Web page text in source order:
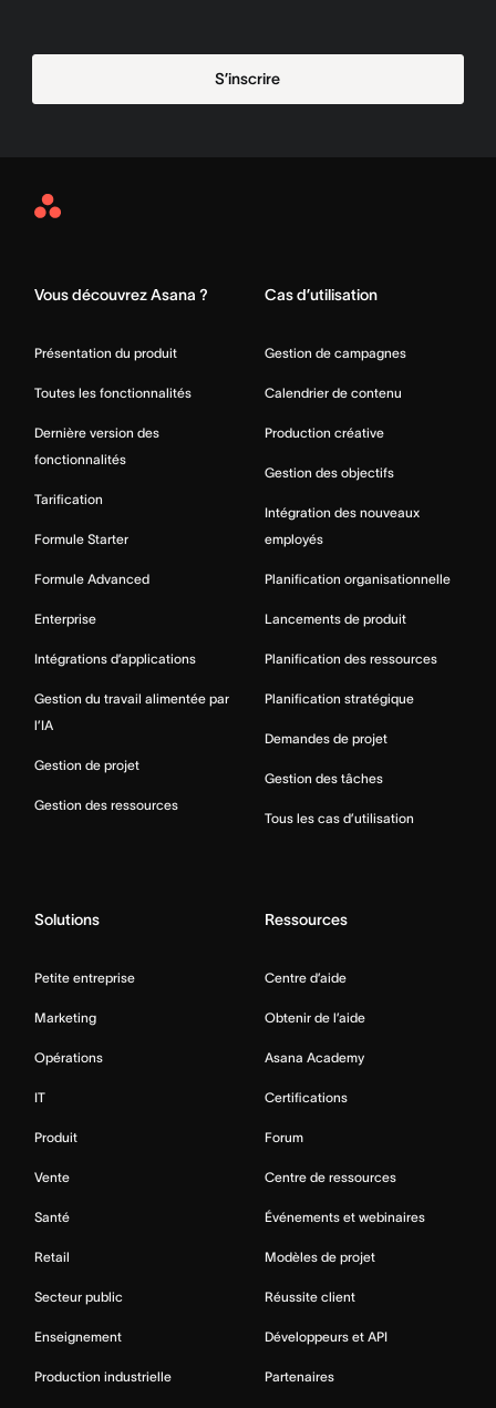
S’inscrire
Asana
Vous découvrez Asana ?
Présentation du produit
Toutes les fonctionnalités
Dernière version des
fonctionnalités
Tarification
Formule Starter
Formule Advanced
Enterprise
Intégrations d’applications
Gestion du travail alimentée par
l’IA
Gestion de projet
Gestion des ressources
Cas d’utilisation
Gestion de campagnes
Calendrier de contenu
Production créative
Gestion des objectifs
Intégration des nouveaux
employés
Planification organisationnelle
Lancements de produit
Planification des ressources
Planification stratégique
Demandes de projet
Gestion des tâches
Tous les cas d’utilisation
Solutions
Petite entreprise
Marketing
Opérations
IT
Produit
Vente
Santé
Retail
Secteur public
Enseignement
Production industrielle
Ressources
Centre d’aide
Obtenir de l’aide
Asana Academy
Certifications
Forum
Centre de ressources
Événements et webinaires
Modèles de projet
Réussite client
Développeurs et API
Partenaires